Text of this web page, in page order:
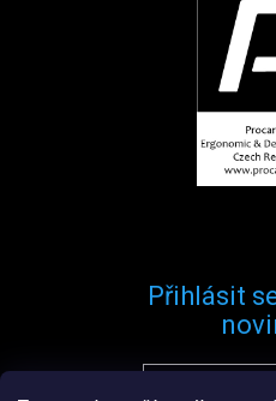
Přihlásit